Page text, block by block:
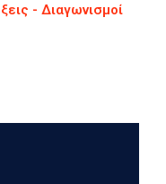
- Διαγωνισμοί